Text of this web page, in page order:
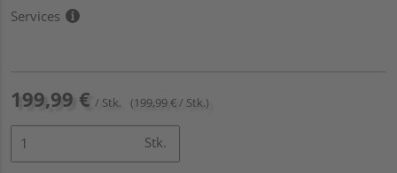
Services
199,99 € / Stk. (199,99 € / Stk.)
Stk.